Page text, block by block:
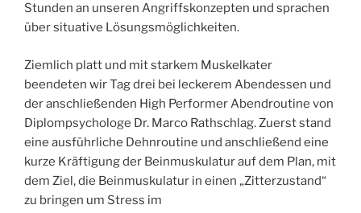
Stunden an unseren Angriffskonzepten und sprachen
über situative Lösungsmöglichkeiten.
Ziemlich platt und mit starkem Muskelkater
beendeten wir Tag drei bei leckerem Abendessen und
der anschließenden High Performer Abendroutine von
Diplompsychologe Dr. Marco Rathschlag. Zuerst stand
eine ausführliche Dehnroutine und anschließend eine
kurze Kräftigung der Beinmuskulatur auf dem Plan, mit
dem Ziel, die Beinmuskulatur in einen „Zitterzustand“
zu bringen um Stress im